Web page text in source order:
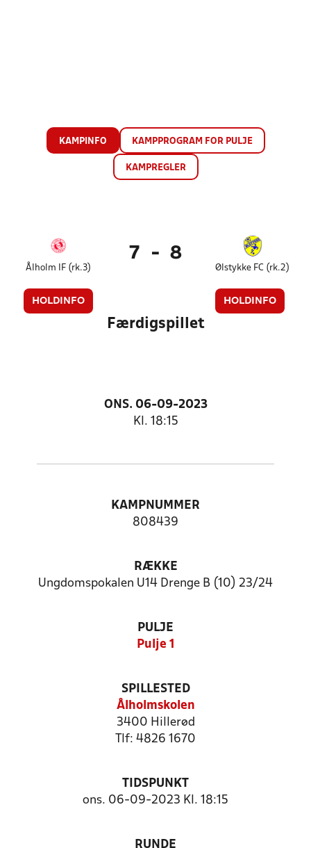
KAMPINFO KAMPPROGRAM FOR PULJE
KAMPREGLER
Ålholm IF (rk.3)
HOLDINFO
7 - 8
Ølstykke FC (rk.2)
HOLDINFO
Færdigspillet
ONS. 06-09-2023
Kl. 18:15
KAMPNUMMER
808439
RÆKKE
Ungdomspokalen U14 Drenge B (10) 23/24
PULJE
Pulje 1
SPILLESTED
Ålholmskolen
3400 Hillerød
Tlf: 4826 1670
TIDSPUNKT
ons. 06-09-2023 Kl. 18:15
RUNDE